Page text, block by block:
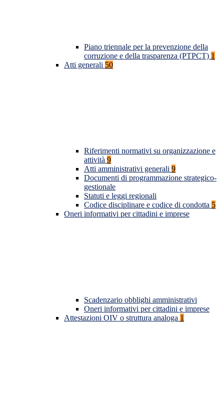
Piano triennale per la prevenzione della
corruzione e della trasparenza (PTPCT) 1
Atti generali 50
Riferimenti normativi su organizzazione e
attività 9
Atti amministrativi generali 9
Documenti di programmazione strategico-
gestionale
Statuti e leggi regionali
Codice disciplinare e codice di condotta 5
Oneri informativi per cittadini e imprese
Scadenzario obblighi amministrativi
Oneri informativi per cittadini e imprese
Attestazioni OIV o struttura analoga 1